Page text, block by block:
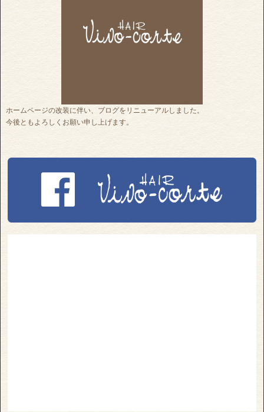
ホームページの改装に伴い、ブログをリニューアルしました。
今後ともよろしくお願い申し上げます。